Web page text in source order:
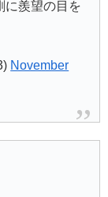
に羨望の目を
November